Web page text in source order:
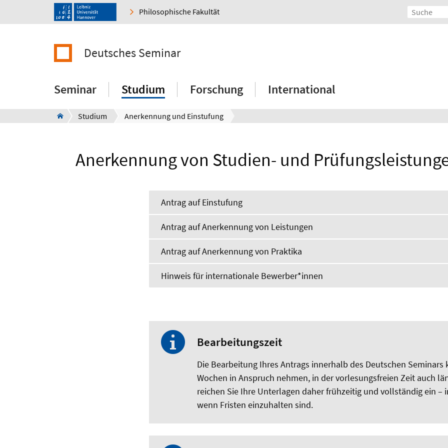
Philosophische Fakultät
Deutsches Seminar
Seminar Studium Forschung International
Studium Anerkennung und Einstufung
Anerkennung von Studien- und
Antrag auf Einstufung
Antrag auf Anerkennung von Leistungen
Antrag auf Anerkennung von Praktika
Hinweis für internationale Bewerber*innen
Bearbeitungszeit
Die Bearbeitung Ihres Antrags innerhalb des Deutschen Seminars
Wochen in Anspruch nehmen, in der vorlesungsfreien Zeit auch
reichen Sie Ihre Unterlagen daher frühzeitig und vollständig ein –
wenn Fristen einzuhalten sind.